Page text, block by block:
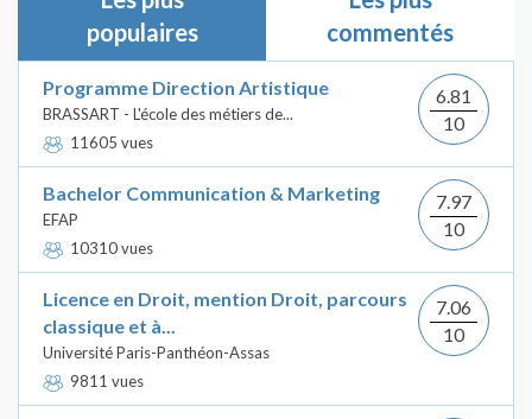
populaires
commentés
Programme Direction Artistique
BRASSART - L'école des métiers de...
11605 vues
6.81
10
Bachelor Communication & Marketing
EFAP
10310 vues
7.97
10
Licence en Droit, mention Droit, parcours
classique et à...
Université Paris-Panthéon-Assas
9811 vues
7.06
10